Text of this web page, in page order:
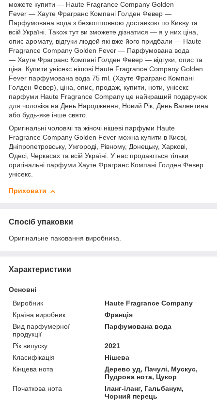
можете купити ― Haute Fragrance Company Golden
Fever ― Хауте Фрагранс Компані Голден Февер ―
Парфумована вода з безкоштовною доставкою по Києву та
всій Україні. Також тут ви зможете дізнатися ― я у них ціна,
опис аромату, відгуки людей які вже його придбали ― Haute
Fragrance Company Golden Fever ― Парфумована вода
― Хауте Фрагранс Компані Голден Февер ― відгуки, опис та
ціна. Купити унісекс нішові Haute Fragrance Company Golden
Fever парфумована вода 75 ml. (Хауте Фрагранс Компані
Голден Февер), ціна, опис, продаж, купити, ноти, унісекс
парфуми Haute Fragrance Company це найкращий подарунок
для чоловіка на День Народження, Новий Рік, День Валентина
або будь-яке інше свято.
Оригінальні чоловічі та жіночі нішеві парфуми Haute
Fragrance Company Golden Fever можна купити в Києві,
Дніпропетровську, Ужгороді, Рівному, Донецьку, Харкові,
Одесі, Черкасах та всій Україні. У нас продаються тільки
оригінальні парфуми Хауте Фрагранс Компані Голден Февер
унісекс.
Приховати
Спосіб упаковки
Оригінальне паковання виробника.
Характеристики
Основні
Виробник
Haute Fragrance Company
Країна виробник
Франція
Вид парфумерної
продукції
Парфумована вода
Рік випуску
2021
Класифікація
Нішева
Кінцева нота
Дерево уд, Пачулі, Мускус,
Пудрова нота, Цукор
Початкова нота
Іланг-іланг, Гальбанум,
Чорний перець